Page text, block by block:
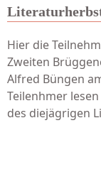
Hier die
Zweiten
Alfred Büngen
Teilenhmer
des diejägrigen